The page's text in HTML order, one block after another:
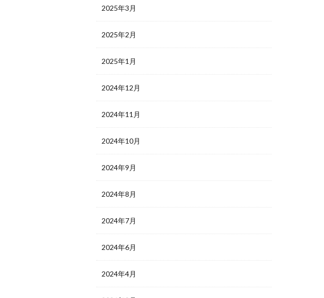
2025年3月
2025年2月
2025年1月
2024年12月
2024年11月
2024年10月
2024年9月
2024年8月
2024年7月
2024年6月
2024年4月